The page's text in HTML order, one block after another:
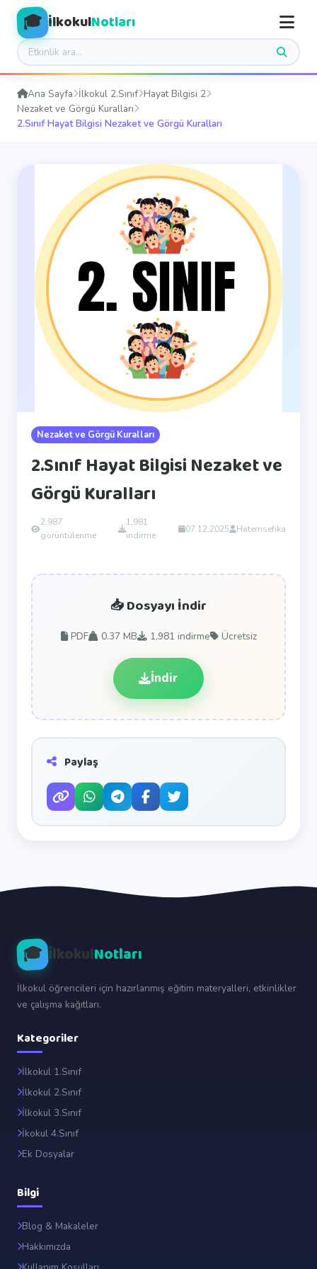
🎓 İlkokulNotları
Ana Sayfa İlkokul 2.Sınıf Hayat Bilgisi 2
Nezaket ve Görgü Kuralları
2.Sınıf Hayat Bilgisi Nezaket ve Görgü Kuralları
Nezaket ve Görgü Kuralları
2.Sınıf Hayat Bilgisi Nezaket ve
Görgü Kuralları
2,987
görüntülenme
1,981
indirme
07.12.2025 Hatemsefika
📥 Dosyayı İndir
PDF 0.37 MB 1,981 indirme Ücretsiz
İndir
Paylaş
🎓 İlkokulNotları
İlkokul öğrencileri için hazırlanmış eğitim materyalleri, etkinlikler
ve çalışma kağıtları.
Kategoriler
İlkokul 1.Sınıf
İlkokul 2.Sınıf
İlkokul 3.Sınıf
İkokul 4.Sınıf
Ek Dosyalar
Bilgi
Blog & Makaleler
Hakkımızda